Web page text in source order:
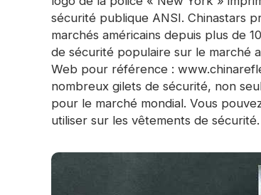
sécurité publique ANSI. Chinastars
marchés américains depuis plus de
de sécurité populaire sur le marché
Web pour référence :
nombreux gilets de sécurité, non
pour le marché mondial. Vous
utiliser sur les vêtements de sécurité.